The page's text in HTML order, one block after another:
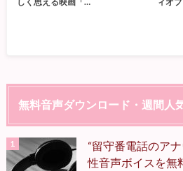
無料音声ダウンロード・週間人
“留守番電話のア
性音声ボイスを無